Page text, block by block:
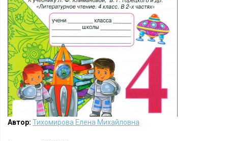
Автор: Тихомирова Елена Михайловна